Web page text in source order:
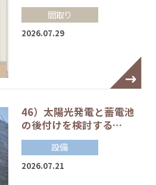
間取り
2026.07.29
46）太陽光発電と蓄電池
の後付けを検討する…
設備
2026.07.21